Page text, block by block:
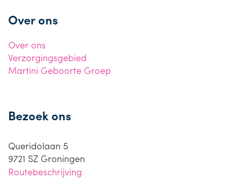
Over ons
Over ons
Verzorgingsgebied
Martini Geboorte Groep
Bezoek ons
Queridolaan 5
9721 SZ Groningen
Routebeschrijving